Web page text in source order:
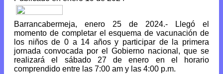
Barrancabermeja, enero 25 de 2024.- Llegó el
momento de completar el esquema de vacunación de
los niños de 0 a 14 años y participar de la primera
jornada convocada por el Gobierno nacional, que se
realizará el sábado 27 de enero en el horario
comprendido entre las 7:00 am y las 4:00 p.m.